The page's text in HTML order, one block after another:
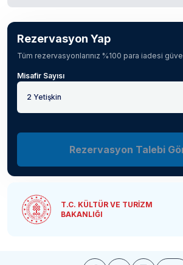
Rezervasyon Yap
Tüm rezervasyonlarınız %100 para iadesi
Misafir Sayısı
2 Yetişkin
Rezervasyon Talebi
T.C. KÜLTÜR VE TURİZM
BAKANLIĞI